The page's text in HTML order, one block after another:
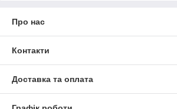
Про нас
Контакти
Доставка та оплата